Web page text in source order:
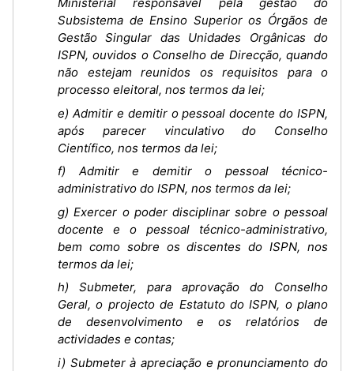
Subsistema de Ensino Superior os Órgãos de
Gestão Singular das Unidades Orgânicas do
ISPN, ouvidos o Conselho de Direcção, quando
não estejam reunidos os requisitos para o
processo eleitoral, nos termos da lei;
e) Admitir e demitir o pessoal docente do ISPN,
após parecer vinculativo do Conselho
Científico, nos termos da lei;
f) Admitir e demitir o pessoal técnico-
administrativo do ISPN, nos termos da lei;
g) Exercer o poder disciplinar sobre o pessoal
docente e o pessoal técnico-administrativo,
bem como sobre os discentes do ISPN, nos
termos da lei;
h) Submeter, para aprovação do Conselho
Geral, o projecto de Estatuto do ISPN, o plano
de desenvolvimento e os relatórios de
actividades e contas;
i) Submeter à apreciação e pronunciamento do